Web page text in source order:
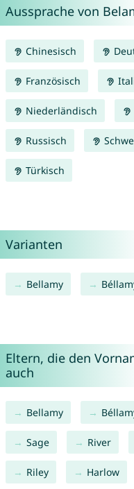
Aussprache von
Chinesisch
Französisch
Niederländisch
Russisch
Türkisch
Varianten
Bellamy
Eltern, die den
auch
Bellamy
Sage River
Riley Harlow